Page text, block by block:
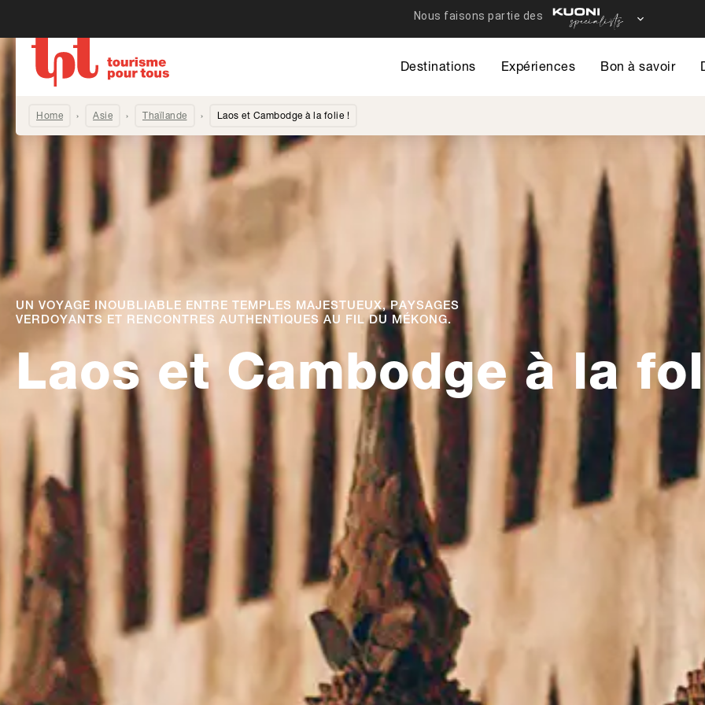
Destinations Expériences Bon à savoir
Home Asie Thaïlande Laos et Cambodge à la folie !
Laos et Cambodge à la
UN VOYAGE INOUBLIABLE ENTRE TEMPLES MAJESTUEUX, PAYSAGES
VERDOYANTS ET RENCONTRES AUTHENTIQUES AU FIL DU MÉKONG.